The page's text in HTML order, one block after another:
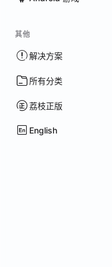
其他
解决方案
所有分类
荔枝正版
English